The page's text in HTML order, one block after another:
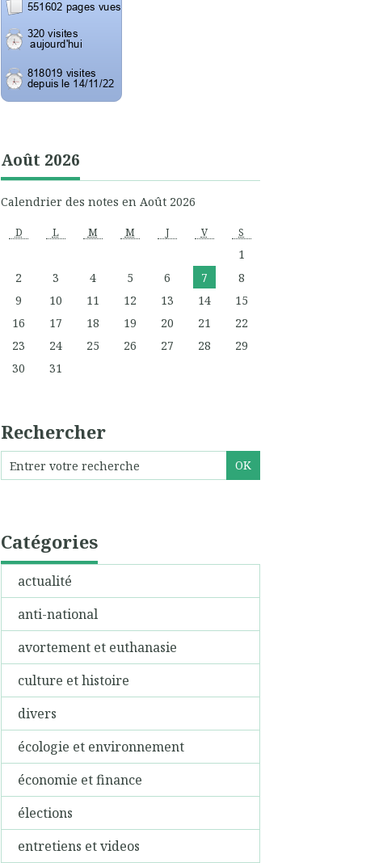
Août 2026
Calendrier des notes en Août 2026
D L M M J V S
1
2
3 4 5 6 7
8
9
10 11 12 13 14
15
16
17 18 19 20 21
22
23
24 25 26 27 28
29
30
31
Rechercher
Catégories
actualité
anti-national
avortement et euthanasie
culture et histoire
divers
écologie et environnement
économie et finance
élections
entretiens et videos